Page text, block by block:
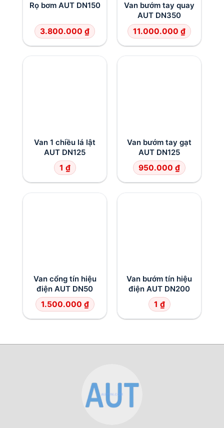
Rọ bơm AUT DN150
3.800.000 ₫
Van bướm tay quay
AUT DN350
11.000.000 ₫
Van 1 chiều lá lật
AUT DN125
1 ₫
Van bướm tay gạt
AUT DN125
950.000 ₫
Van cổng tín hiệu
điện AUT DN50
1.500.000 ₫
Van bướm tín hiệu
điện AUT DN200
1 ₫